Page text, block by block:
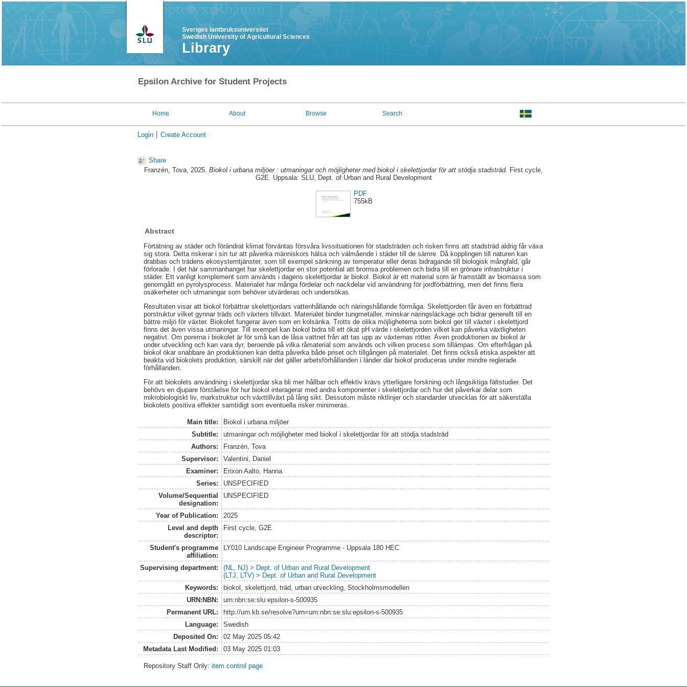
Sveriges lantbruksuniversitet
Swedish University of Agricultural Sciences
Library
Epsilon Archive for Student Projects
Home About Browse Search
Login Create Account
Share
Franzén, Tova, 2025. Biokol i urbana miljöer : utmaningar och möjligheter med biokol i skelettjordar för att stödja stadsträd. First cycle,
G2E. Uppsala: SLU, Dept. of Urban and Rural Development
PDF
755kB
Abstract
Förtätning av städer och förändrat klimat förväntas försvåra livssituationen för stadsträden och risken finns att stadsträd aldrig får växa
sig stora. Detta riskerar i sin tur att påverka människors hälsa och välmående i städer till de sämre. Då kopplingen till naturen kan
drabbas och trädens ekosystemtjänster, som till exempel sänkning av temperatur eller deras bidragande till biologisk mångfald, går
förlorade. I det här sammanhanget har skelettjordar en stor potential att bromsa problemen och bidra till en grönare infrastruktur i
städer. Ett vanligt komplement som används i dagens skelettjordar är biokol. Biokol är ett material som är framställt av biomassa som
genomgått en pyrolysprocess. Materialet har många fördelar och nackdelar vid användning för jordförbättring, men det finns flera
osäkerheter och utmaningar som behöver utvärderas och undersökas.
Resultaten visar att biokol förbättrar skelettjordars vattenhållande och näringshållande förmåga. Skelettjorden får även en förbättrad
porstruktur vilket gynnar träds och växters tillväxt. Materialet binder tungmetaller, minskar näringsläckage och bidrar generellt till en
bättre miljö för växter. Biokolet fungerar även som en kolsänka. Trotts de olika möjligheterna som biokol ger till växter i skelettjord
finns det även vissa utmaningar. Till exempel kan biokol bidra till ett ökat pH värde i skelettjorden vilket kan påverka växtligheten
negativt. Om porerna i biokolet är för små kan de låsa vattnet från att tas upp av växternas rötter. Även produktionen av biokol är
under utveckling och kan vara dyr, beroende på vilka råmaterial som används och vilken process som tillämpas. Om efterfrågan på
biokol ökar snabbare än produktionen kan detta påverka både priset och tillgången på materialet. Det finns också etiska aspekter att
beakta vid biokolets produktion, särskilt när det gäller arbetsförhållanden i länder där biokol produceras under mindre reglerade
förhållanden.
För att biokolets användning i skelettjordar ska bli mer hållbar och effektiv krävs ytterligare forskning och långsiktiga fältstudier. Det
behövs en djupare förståelse för hur biokol interagerar med andra komponenter i skelettjordar och hur det påverkar delar som
mikrobiologiskt liv, markstruktur och växttillväxt på lång sikt. Dessutom måste riktlinjer och standarder utvecklas för att säkerställa
biokolets positiva effekter samtidigt som eventuella risker minimeras.
Main title:
Biokol i urbana miljöer
Subtitle:
utmaningar och möjligheter med biokol i skelettjordar för att stödja stadsträd
Authors:
Franzén, Tova
Supervisor:
Valentini, Daniel
Examiner:
Erixon Aalto, Hanna
Series:
UNSPECIFIED
Volume/Sequential
designation:
UNSPECIFIED
Year of Publication:
2025
Level and depth
descriptor:
First cycle, G2E
Student's programme
affiliation:
LY010 Landscape Engineer Programme - Uppsala 180 HEC
Supervising department:
(NL, NJ) > Dept. of Urban and Rural Development
(LTJ, LTV) > Dept. of Urban and Rural Development
Keywords:
biokol, skelettjord, träd, urban utveckling, Stockholmsmodellen
URN:NBN:
urn:nbn:se:slu:epsilon-s-500935
Permanent URL:
http://urn.kb.se/resolve?urn=urn:nbn:se:slu:epsilon-s-500935
Language:
Swedish
Deposited On:
02 May 2025 05:42
Metadata Last Modified:
03 May 2025 01:03
Repository Staff Only:item control page